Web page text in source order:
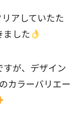
アしていたた
した
が、デザイン
カラーバリエー